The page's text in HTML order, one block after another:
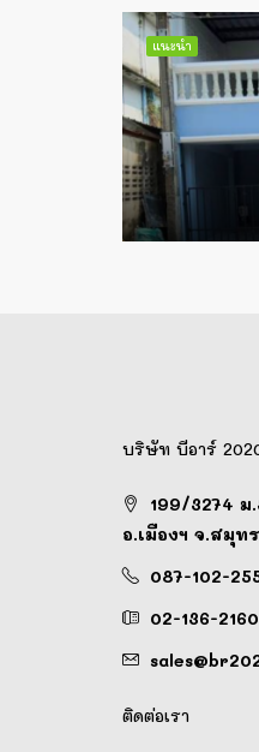
แนะนำ
บริษัท บีอาร์
199/3274
อ.เมืองฯ จ.สมุท
087-102-
02-136-2160
ติดต่อเรา